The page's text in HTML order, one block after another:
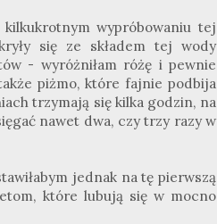
wypróbowaniu tej
się ze składem tej wody
- wyróżniłam różę i pewnie
piżmo, które fajnie podbija
trzymają się kilka godzin, na
nawet dwa, czy trzy razy w
jednak na tę pierwszą
które lubują się w mocno